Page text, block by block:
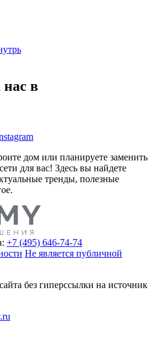
в
дом или планируете заменить
для вас! Здесь вы найдете
тренды, полезные
+7 (495) 646-74-74
Не является публичной
без гиперссылки на источник